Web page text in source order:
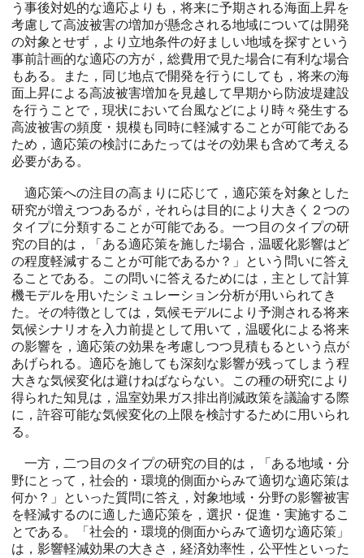
う事後対処的な適応よりも，将来に予期される海面上昇を
考慮して高波被害の増加が懸念される地域については開発
の対象とせず，より立地条件の好ましい地域を探すという
事前計画的な適応の方が，総費用で見た場合に有利な場合
もある。また，同じ地点で開発を行うにしても，将来の海
面上昇による高波被害増加を見越して早期から防波堤建設
を行うことで，現状において台風などにより時々発生する
高波被害の頻度・規模も同時に軽減することが可能である
ため，適応策の検討にあたってはその効果も含めて考える
必要がある。
適応策への注目の高まりに応じて，適応策を対象とした
研究が増えつつあるが，それらは目的により大きく２つの
タイプに分類することが可能である。一つ目のタイプの研
究の目的は，「ある適応策を施した場合，温暖化影響はど
の程度軽減することが可能であるか？」という問いに答え
ることである。この問いに答えるためには，主として計算
機モデルを用いたシミュレーション分析が用いられてき
た。その特徴としては，気候モデルにより予測される将来
気候シナリオを入力前提として用いて，温暖化による将来
の影響を，適応策の効果を考慮しつつ見積もるという点が
あげられる。適応を施しても深刻な影響が残ってしまう程
大きな気候変化は避けねばならない。この種の研究により
得られた知見は，温室効果ガス排出削減政策を議論する際
に，許容可能な気候変化の上限を検討するために用いられ
る。
一方，二つ目のタイプの研究の目的は，「ある地域・分
野にとって，社会的・環境的側面からみて適切な適応策は
何か？」といった質問に答え，対象地域・分野の影響被害
を軽減するのに適した適応策を，選択・促進・実施するこ
とである。「社会的・環境的側面からみて適切な適応策」
は，影響軽減効果の大きさ，経済効率性，公平性といった